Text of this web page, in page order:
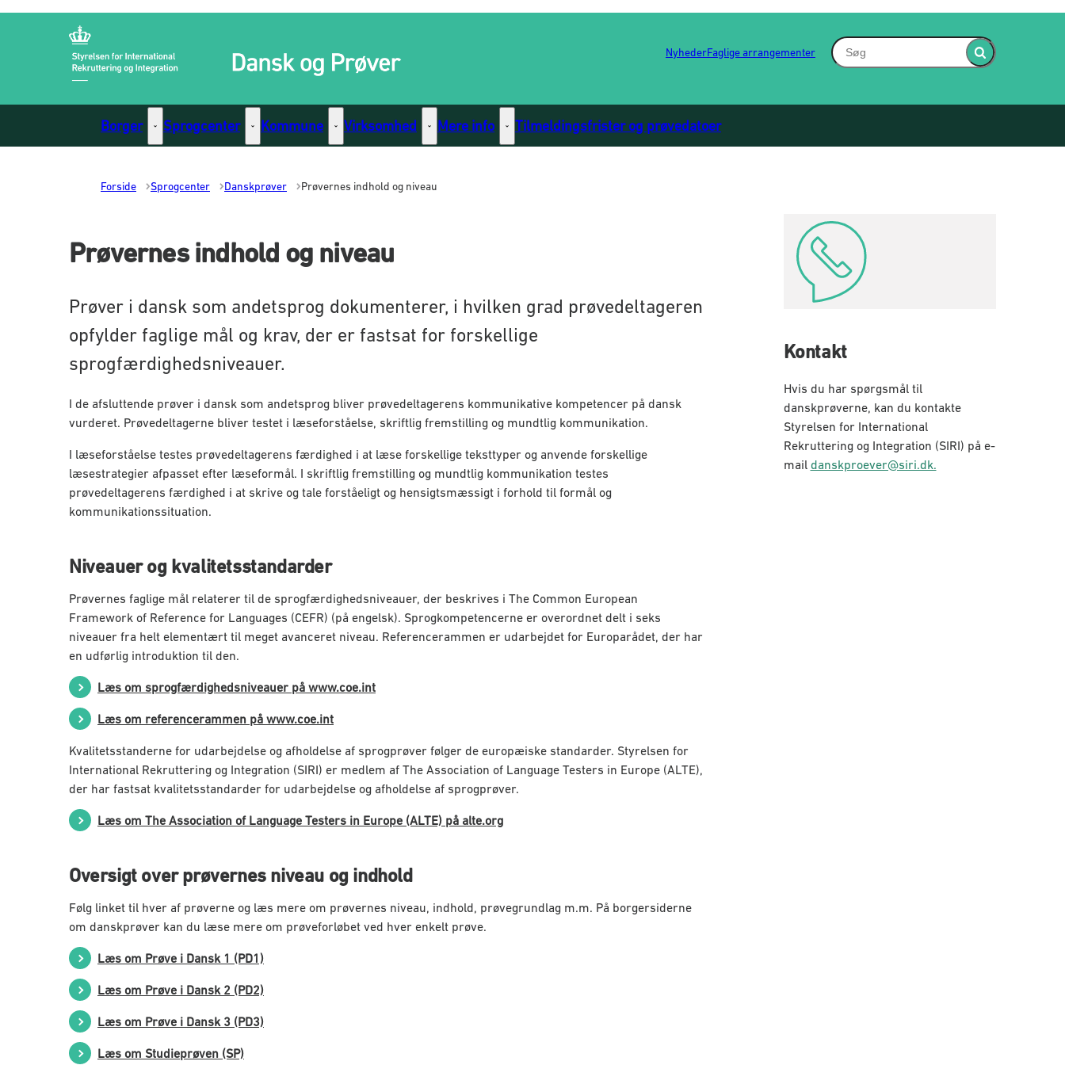
NyhederFaglige arrangementer Søg - Indsæt søgeord for at søge på
Fold søgefelt ind
Borger Borger - Flere links
Sprogcenter Sprogcenter - Flere links
Kommune Kommune - Flere links
Virksomhed Virksomhed - Flere links
Mere info Mere info - Flere links
Tilmeldingsfrister og prøvedatoer
Forside Sprogcenter Danskprøver Prøvernes indhold og niveau
Prøvernes indhold og niveau
Prøver i dansk som andetsprog dokumenterer, i hvilken grad prøvedeltageren
opfylder faglige mål og krav, der er fastsat for forskellige
sprogfærdighedsniveauer.
I de afsluttende prøver i dansk som andetsprog bliver prøvedeltagerens kommunikative kompetencer på dansk
vurderet. Prøvedeltagerne bliver testet i læseforståelse, skriftlig fremstilling og mundtlig kommunikation.
I læseforståelse testes prøvedeltagerens færdighed i at læse forskellige teksttyper og anvende forskellige
læsestrategier afpasset efter læseformål. I skriftlig fremstilling og mundtlig kommunikation testes
prøvedeltagerens færdighed i at skrive og tale forståeligt og hensigtsmæssigt i forhold til formål og
kommunikationssituation.
Niveauer og kvalitetsstandarder
Prøvernes faglige mål relaterer til de sprogfærdighedsniveauer, der beskrives i The Common European
Framework of Reference for Languages (CEFR) (på engelsk). Sprogkompetencerne er overordnet delt i seks
niveauer fra helt elementært til meget avanceret niveau. Referencerammen er udarbejdet for Europarådet, der har
en udførlig introduktion til den.
Læs om sprogfærdighedsniveauer på www.coe.int
Læs om referencerammen på www.coe.int
Kvalitetsstanderne for udarbejdelse og afholdelse af sprogprøver følger de europæiske standarder. Styrelsen for
International Rekruttering og Integration (SIRI) er medlem af The Association of Language Testers in Europe (ALTE),
der har fastsat kvalitetsstandarder for udarbejdelse og afholdelse af sprogprøver.
Læs om The Association of Language Testers in Europe (ALTE) på alte.org
Oversigt over prøvernes niveau og indhold
Følg linket til hver af prøverne og læs mere om prøvernes niveau, indhold, prøvegrundlag m.m. På borgersiderne
om danskprøver kan du læse mere om prøveforløbet ved hver enkelt prøve.
Læs om Prøve i Dansk 1 (PD1)
Læs om Prøve i Dansk 2 (PD2)
Læs om Prøve i Dansk 3 (PD3)
Læs om Studieprøven (SP)
Kontakt
Hvis du har spørgsmål til
danskprøverne, kan du kontakte
Styrelsen for International
Rekruttering og Integration (SIRI) på e-
mail danskproever@siri.dk.